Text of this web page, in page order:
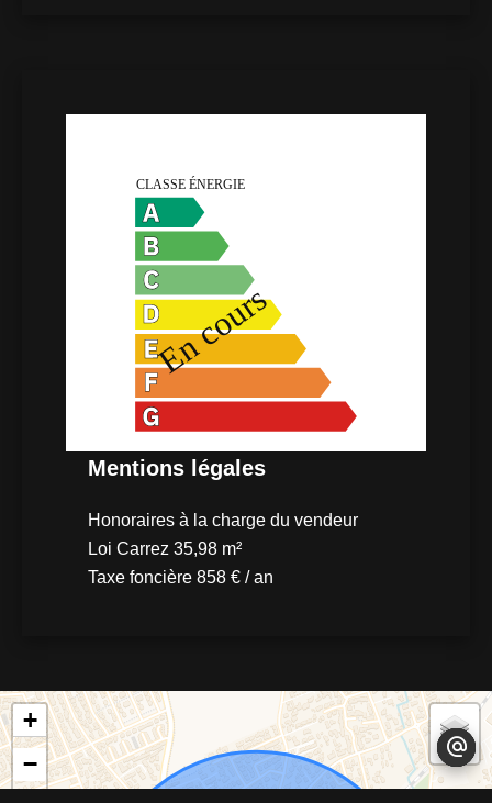
Mentions légales
Honoraires à la charge du vendeur
Loi Carrez 35,98 m²
Taxe foncière 858 € / an
+
−